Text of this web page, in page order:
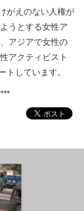
がえのない人権が
うとする女性ア
アジアで女性の
アクティビスト
トしています。